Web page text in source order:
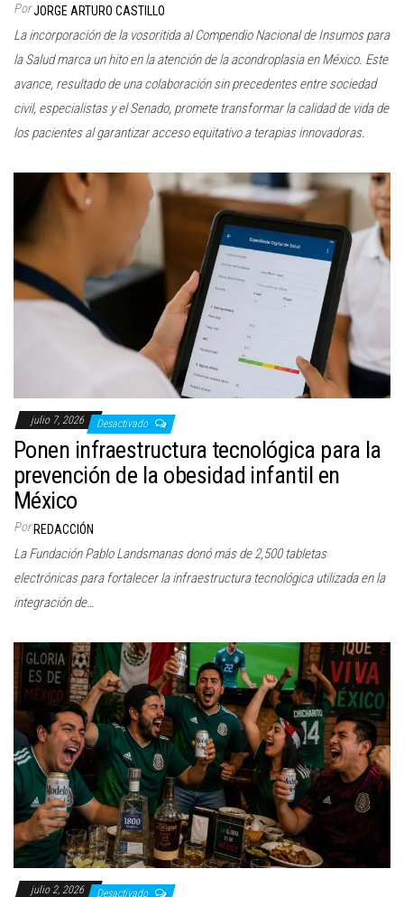
PorJORGE ARTURO CASTILLO
La incorporación de la vosoritida al Compendio Nacional de Insumos para
la Salud marca un hito en la atención de la acondroplasia en México. Este
avance, resultado de una colaboración sin precedentes entre sociedad
civil, especialistas y el Senado, promete transformar la calidad de vida de
los pacientes al garantizar acceso equitativo a terapias innovadoras.
julio 7, 2026 Desactivado
Ponen infraestructura tecnológica para la
prevención de la obesidad infantil en
México
Por REDACCIÓN
La Fundación Pablo Landsmanas donó más de 2,500 tabletas
electrónicas para fortalecer la infraestructura tecnológica utilizada en la
integración de…
julio 2, 2026 Desactivado